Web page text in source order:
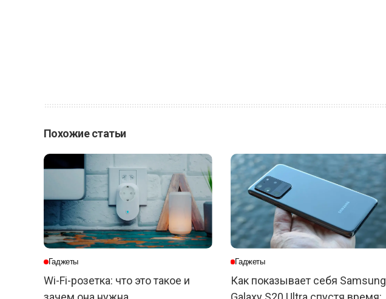
Похожие статьи
Гаджеты
Wi-Fi-розетка: что это такое и
Гаджеты
Как показывает себя Samsung